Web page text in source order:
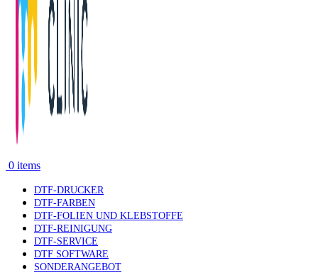
0 items
DTF-DRUCKER
DTF-FARBEN
DTF-FOLIEN UND KLEBSTOFFE
DTF-REINIGUNG
DTF-SERVICE
DTF SOFTWARE
SONDERANGEBOT